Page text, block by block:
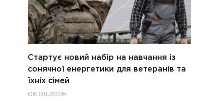
Стартує новий набір на навчання із
сонячної енергетики для ветеранів та
їхніх сімей
06.08.2026